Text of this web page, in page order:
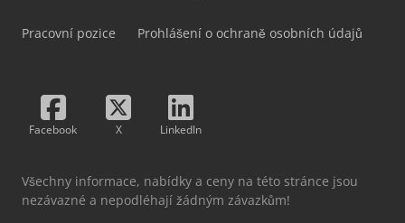
Pracovní pozice Prohlášení o ochraně osobních údajů
Facebook X LinkedIn
Všechny informace, nabídky a ceny na této stránce jsou
nezávazné a nepodléhají žádným závazkům!